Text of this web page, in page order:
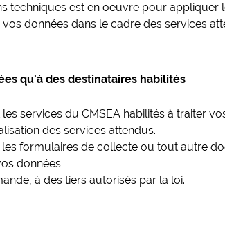
techniques est en oeuvre pour appliquer
données dans le cadre des services
qu'à des destinataires habilités
services du CMSEA habilités à traiter
des services attendus.
formulaires de collecte ou tout autre
données.
à des tiers autorisés par la loi.